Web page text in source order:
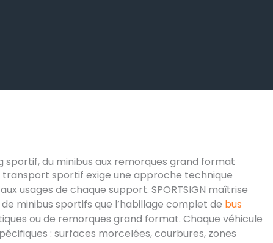
sportif, du minibus aux remorques grand format
transport sportif exige une approche technique
usages de chaque support. SPORTSIGN maîtrise
minibus sportifs que l’habillage complet de bus
ou de remorques grand format. Chaque véhicule
: surfaces morcelées, courbures, zones